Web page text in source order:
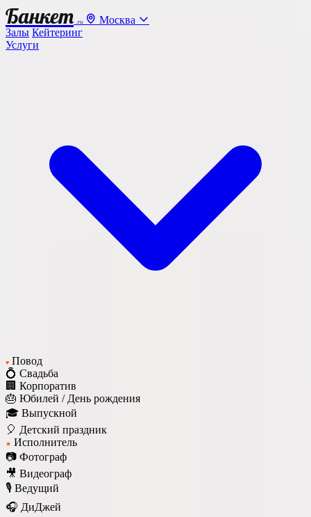
Банкет .ru
Москва
Залы Кейтеринг
Услуги
♥ Повод
💍 Свадьба
🏢 Корпоратив
🎂 Юбилей / День рождения
🎓 Выпускной
🎈 Детский праздник
★ Исполнитель
📷 Фотограф
🎥 Видеограф
🎙️ Ведущий
🎧 ДиДжей